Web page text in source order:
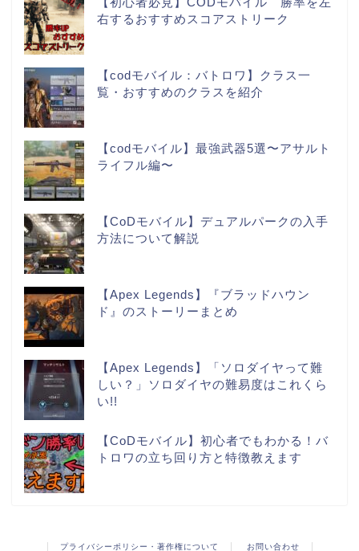
右するおすすめスコアストリーク
【codモバイル：バトロワ】クラス一
覧・おすすめのクラスを紹介
【codモバイル】最強武器5選〜アサルト
ライフル編〜
【CoDモバイル】デュアルパークの入手
方法について解説
【Apex Legends】『ブラッドハウン
ド』のストーリーまとめ
【Apex Legends】「ソロダイヤって難
しい？」ソロダイヤの難易度はこれくら
い!!
【CoDモバイル】初心者でもわかる！バ
トロワの立ち回り方と特徴教えます
プライバシーポリシー・著作権について お問い合わせ